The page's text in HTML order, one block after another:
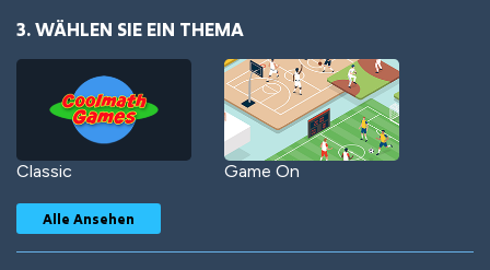
3. WÄHLEN SIE EIN THEMA
Classic Game On
Alle Ansehen